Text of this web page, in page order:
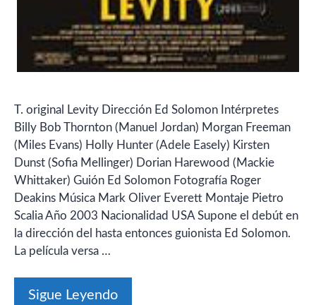
T. original Levity Dirección Ed Solomon Intérpretes
Billy Bob Thornton (Manuel Jordan) Morgan Freeman
(Miles Evans) Holly Hunter (Adele Easely) Kirsten
Dunst (Sofia Mellinger) Dorian Harewood (Mackie
Whittaker) Guión Ed Solomon Fotografía Roger
Deakins Música Mark Oliver Everett Montaje Pietro
Scalia Año 2003 Nacionalidad USA Supone el debút en
la dirección del hasta entonces guionista Ed Solomon.
La película versa …
Sigue Leyendo